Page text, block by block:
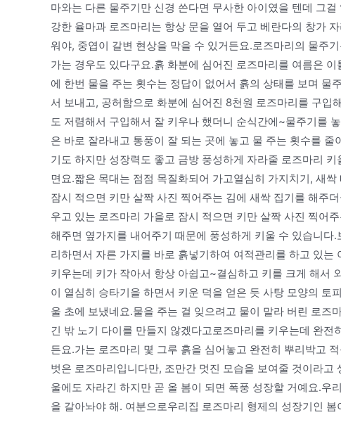
마와는 다른 물주기만 신경 쓴다면 무사한 아이였을 텐데 그
강한 율마과 로즈마리는 항상 문을 열어 두고 베란다의 창가
워야, 중엽이 갈변 현상을 막을 수 있거든요.로즈마리의 물주
가는 경우도 있다구요.흙 화분에 심어진 로즈마리를 여름은
에 한번 물을 주는 횟수는 정답이 없어서 흙의 상태를 보며
서 보내고, 공허함으로 화분에 심어진 8천원 로즈마리를 구입
도 저렴해서 구입해서 잘 키우나 했더니 순식간에~물주기를
은 바로 잘라내고 통풍이 잘 되는 곳에 놓고 물 주는 횟수를
기도 하지만 성장력도 좋고 금방 풍성하게 자라줄 로즈마리
면요.짧은 목대는 점점 목질화되어 가고열심히 가지치기, 새
잠시 적으면 키만 살짝 사진 찍어주는 김에 새싹 집기를 해주
우고 있는 로즈마리 가을로 잠시 적으면 키만 살짝 사진 찍어
해주면 옆가지를 내어주기 때문에 풍성하게 키울 수 있습니
리하면서 자른 가지를 바로 흙넣기하여 여적관리를 하고 있
키우는데 키가 작아서 항상 아쉽고~결심하고 키를 크게 해서
이 열심히 승타기을 하면서 키운 덕을 얻은 듯 사탕 모양의
울 초에 보냈네요.물을 주는 걸 잊으려고 물이 말라 버린 로즈
긴 밖 노기 다이를 만들지 않겠다고로즈마리를 키우는데 완
든요.가는 로즈마리 몇 그루 흙을 심어놓고 완전히 뿌리박고
벗은 로즈마리입니다만, 조만간 멋진 모습을 보여줄 것이라
울에도 자라긴 하지만 곧 올 봄이 되면 폭풍 성장할 거예요.우
을 갈아놔야 해. 여분으로우리집 로즈마리 형제의 성장기인